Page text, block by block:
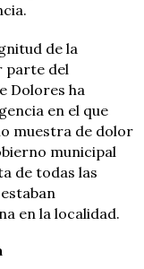
de la
parte del
Dolores ha
en el que
muestra de dolor
municipal
de todas las
en la localidad.